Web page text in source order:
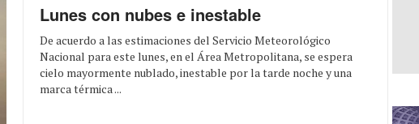
Lunes con nubes e inestable
De acuerdo a las estimaciones del Servicio Meteorológico
Nacional para este lunes, en el Área Metropolitana, se espera
cielo mayormente nublado, inestable por la tarde noche y una
marca térmica ...